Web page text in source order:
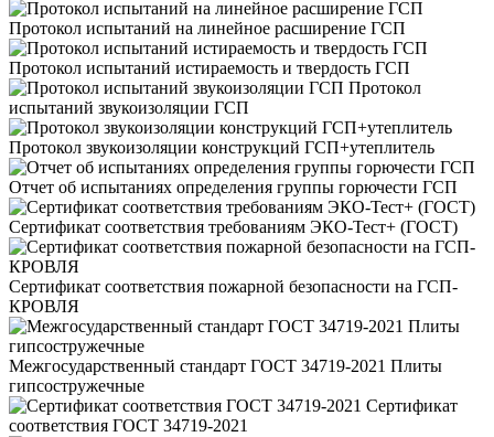
Протокол испытаний на линейное расширение ГСП
Протокол испытаний истираемость и твердость ГСП
Протокол
испытаний звукоизоляции ГСП
Протокол звукоизоляции конструкций ГСП+утеплитель
Отчет об испытаниях определения группы горючести ГСП
Сертификат соответствия требованиям ЭКО-Тест+ (ГОСТ)
Сертификат соответствия пожарной безопасности на ГСП-
КРОВЛЯ
Межгосударственный стандарт ГОСТ 34719-2021 Плиты
гипсостружечные
Сертификат
соответствия ГОСТ 34719-2021